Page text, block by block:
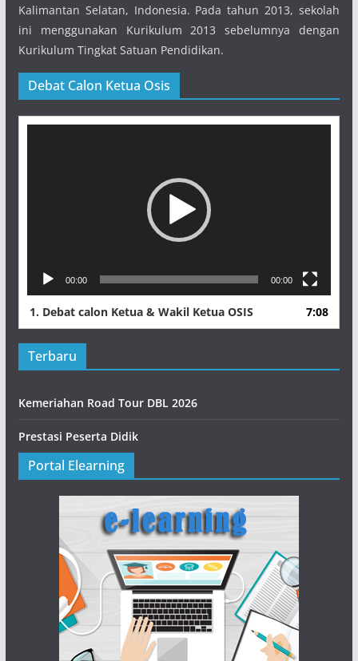
Kalimantan Selatan, Indonesia. Pada tahun 2013, sekolah
ini menggunakan Kurikulum 2013 sebelumnya dengan
Kurikulum Tingkat Satuan Pendidikan.
Debat Calon Ketua Osis
00:00 00:00
1. Debat calon Ketua & Wakil Ketua OSIS 7:08
Terbaru
Kemeriahan Road Tour DBL 2026
Prestasi Peserta Didik
Portal Elearning